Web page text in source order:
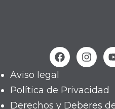
Aviso legal
Política de Privacidad
Derechos y Deberes